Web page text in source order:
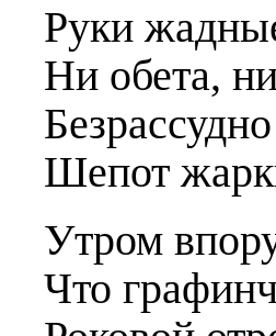
Руки
Ни обета,
Шепот
Утром
Что